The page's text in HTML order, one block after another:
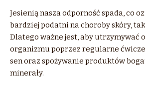
Jesienią nasza odporność spada, co
bardziej podatni na choroby skóry,
Dlatego ważne jest, aby utrzymywać
organizmu poprzez regularne
sen oraz spożywanie produktów
minerały.